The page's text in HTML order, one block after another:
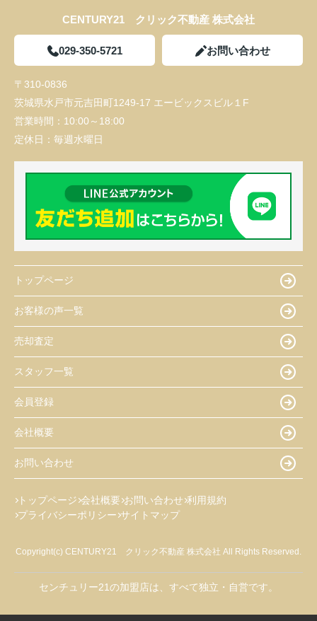
CENTURY21 クリック不動産 株式会社
029-350-5721 お問い合わせ
〒310-0836
茨城県水戸市元吉田町1249-17 エービックスビル１F
営業時間： 10:00～18:00
定休日： 毎週水曜日
トップページ
お客様の声一覧
売却査定
スタッフ一覧
会員登録
会社概要
お問い合わせ
トップページ 会社概要 お問い合わせ 利用規約
プライバシーポリシー サイトマップ
Copyright(c) CENTURY21 クリック不動産 株式会社 All Rights Reserved.
センチュリー21の加盟店は、すべて独立・自営です。